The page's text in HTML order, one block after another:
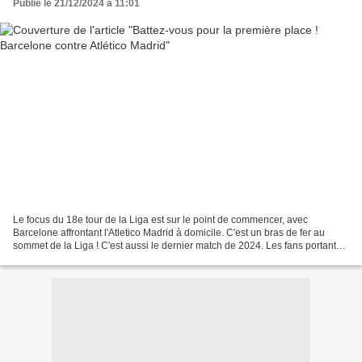
Publié le 21/12/2024 à 11:01
Le focus du 18e tour de la Liga est sur le point de commencer, avec
Barcelone affrontant l'Atletico Madrid à domicile. C'est un bras de fer au
sommet de la Liga ! C'est aussi le dernier match de 2024. Les fans portant